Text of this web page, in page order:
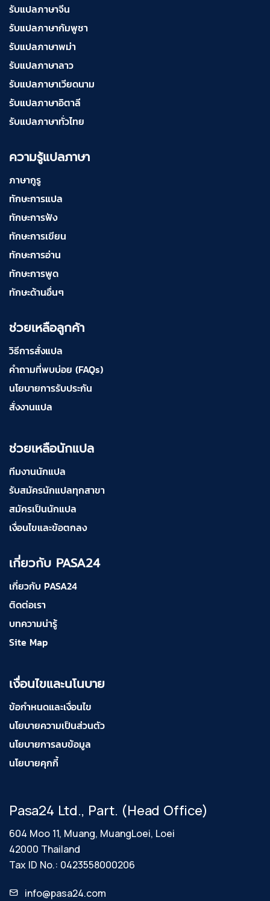
รับแปลภาษาจีน
รับแปลภาษากัมพูชา
รับแปลภาษาพม่า
รับแปลภาษาลาว
รับแปลภาษาเวียดนาม
รับแปลภาษาอิตาลี
รับแปลภาษาทั่วไทย
ความรู้แปลภาษา
ภาษากูรู
ทักษะการแปล
ทักษะการฟัง
ทักษะการเขียน
ทักษะการอ่าน
ทักษะการพูด
ทักษะด้านอื่นๆ
ช่วยเหลือลูกค้า
วิธีการสั่งแปล
คำถามที่พบบ่อย (FAQs)
นโยบายการรับประกัน
สั่งงานแปล
ช่วยเหลือนักแปล
ทีมงานนักแปล
รับสมัครนักแปลทุกสาขา
สมัครเป็นนักแปล
เงื่อนไขและข้อตกลง
เกี่ยวกับ PASA24
เกี่ยวกับ PASA24
ติดต่อเรา
บทความน่ารู้
Site Map
เงื่อนไขและนโนบาย
ข้อกำหนดและเงื่อนไข
นโยบายความเป็นส่วนตัว
นโยบายการลบข้อมูล
นโยบายคุกกี้
Pasa24 Ltd., Part. (Head Office)
604 Moo 11, Muang, MuangLoei, Loei
42000 Thailand
Tax ID No.: 0423558000206
info@pasa24.com